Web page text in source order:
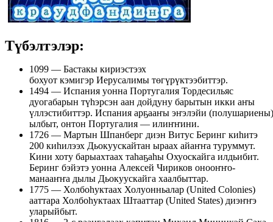
Түбэлтэлэр:
1099 — Бастакы кириэстээх
бохуот кэмигэр Иерусалимы төгүрүктээбиттэр.
1494 — Испания уонна Португалия Тордесильяс
дуогабарын түһэрсэн аан дойдуну барытын икки аҥы
үллэстибиттэр. Испания арҕааҥы эҥэлэйи (полушариены)
ылбыт, онтон Португалия — илиҥҥини.
1726 — Мартын Шпанберг диэн Витус Беринг киһитэ
200 киһилээх Дьокуускайтан ыраах айаҥҥа туруммут.
Кини хоту барыахтаах таһаҕаһы Охуоскайга илдьибит.
Беринг бэйэтэ уонна Алексей Чириков онооҥҥо-
манааҥҥа дылы Дьокуускайга хаалбыттар.
1775 — Холбоһуктаах Холуонньалар (United Colonies)
ааттара Холбоһуктаах Штааттар (United States) диэҥҥэ
уларыйбыт.